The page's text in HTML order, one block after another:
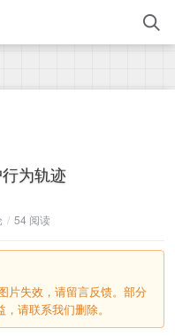
为轨迹
/ 54 阅读
片失效，请留言反馈。部分
请联系我们删除。